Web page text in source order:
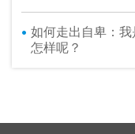
如何走出自卑：我
怎样呢？